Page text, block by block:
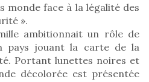
monde face à la légalité des
».
ambitionnait un rôle de
pays jouant la carte de la
Portant lunettes noires et
décolorée est présentée